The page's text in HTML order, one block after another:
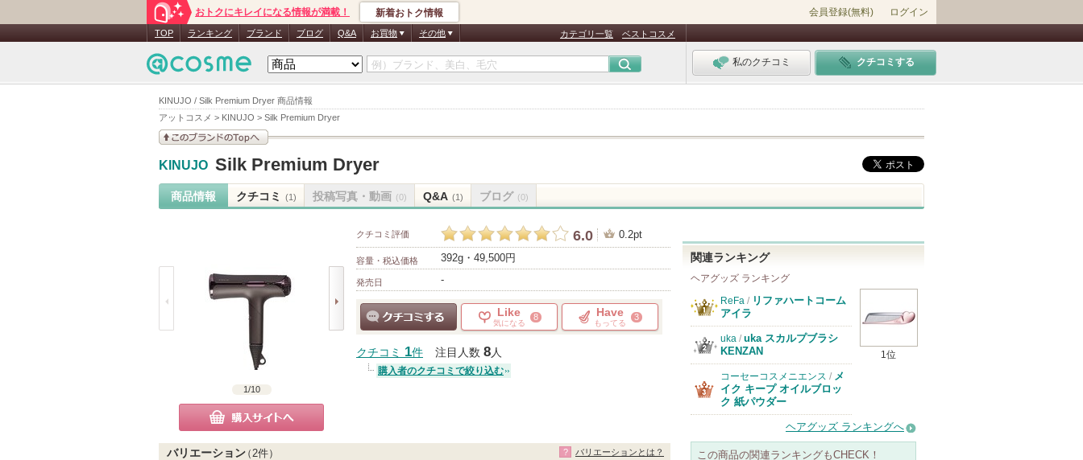
KINUJO / Silk Premium Dryer 商品情報
アットコスメ > KINUJO > Silk Premium Dryer
おトクにキレイになる情報が満載！ 新着おトク情報 会員登録(無料) ログイン
TOP ランキング ブランド ブログ Q&A お買物 その他 カテゴリ一覧 ベストコスメ
私のクチコミ クチコミする
このブランドの情報を
KINUJO Silk Premium Dryer
商品情報 クチコミ (1) 投稿写真・動画 (0) Q&A (1) ブログ (0)
1/10
購入サイトへ
クチコミ評価 6.0 0.2pt
容量・税込価格 392g・49,500円
発売日 -
Like
気になる
8 Have
もってる
3
クチコミ 1件 注目人数 8人
購入者のクチコミで絞り込む
バリエーション（2件） バリエーションとは？
関連ランキング
ヘアグッズ ランキング
1位
ReFa / リファハートコーム
アイラ
uka / uka スカルプブラシ
KENZAN
コーセーコスメニエンス / メ
イク キープ オイルブロッ
ク 紙パウダー
ヘアグッズ ランキングへ
この商品の関連ランキングもCHECK！